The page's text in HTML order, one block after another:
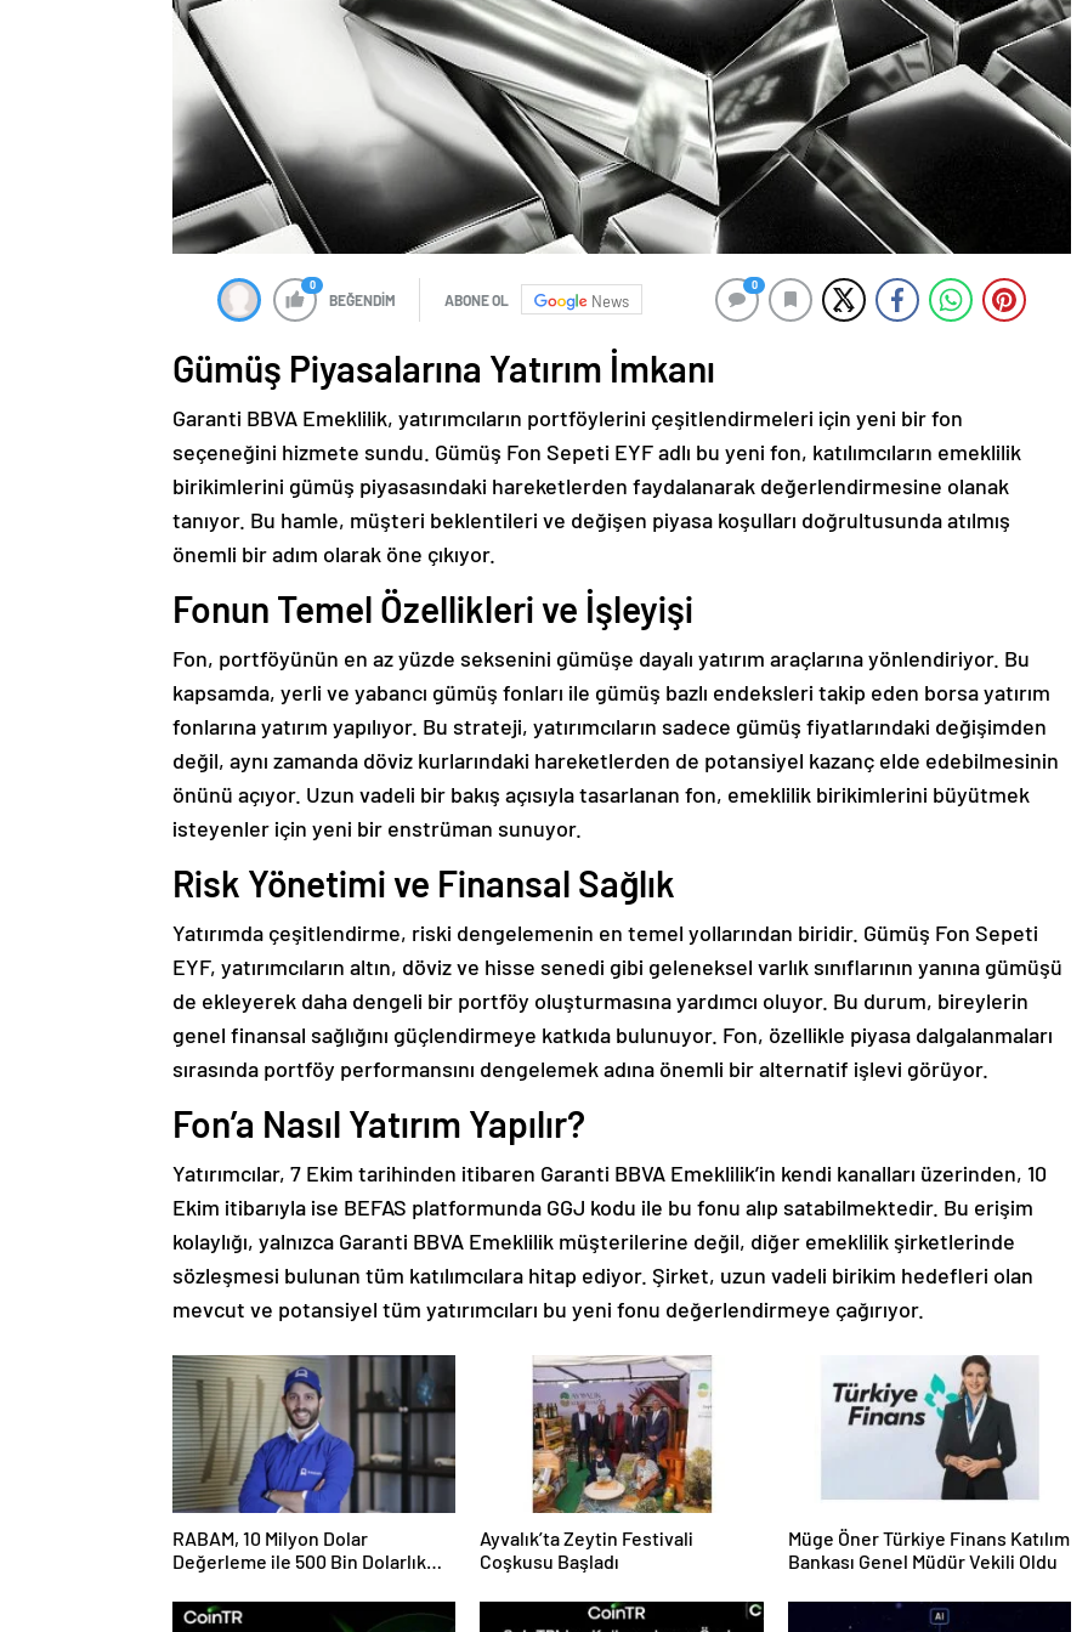
0
BEĞENDİM ABONE OL News
0
Gümüş Piyasalarına Yatırım İmkanı
Garanti BBVA Emeklilik, yatırımcıların portföylerini çeşitlendirmeleri için yeni bir fon
seçeneğini hizmete sundu. Gümüş Fon Sepeti EYF adlı bu yeni fon, katılımcıların emeklilik
birikimlerini gümüş piyasasındaki hareketlerden faydalanarak değerlendirmesine olanak
tanıyor. Bu hamle, müşteri beklentileri ve değişen piyasa koşulları doğrultusunda atılmış
önemli bir adım olarak öne çıkıyor.
Fonun Temel Özellikleri ve İşleyişi
Fon, portföyünün en az yüzde seksenini gümüşe dayalı yatırım araçlarına yönlendiriyor. Bu
kapsamda, yerli ve yabancı gümüş fonları ile gümüş bazlı endeksleri takip eden borsa yatırım
fonlarına yatırım yapılıyor. Bu strateji, yatırımcıların sadece gümüş fiyatlarındaki değişimden
değil, aynı zamanda döviz kurlarındaki hareketlerden de potansiyel kazanç elde edebilmesinin
önünü açıyor. Uzun vadeli bir bakış açısıyla tasarlanan fon, emeklilik birikimlerini büyütmek
isteyenler için yeni bir enstrüman sunuyor.
Risk Yönetimi ve Finansal Sağlık
Yatırımda çeşitlendirme, riski dengelemenin en temel yollarından biridir. Gümüş Fon Sepeti
EYF, yatırımcıların altın, döviz ve hisse senedi gibi geleneksel varlık sınıflarının yanına gümüşü
de ekleyerek daha dengeli bir portföy oluşturmasına yardımcı oluyor. Bu durum, bireylerin
genel finansal sağlığını güçlendirmeye katkıda bulunuyor. Fon, özellikle piyasa dalgalanmaları
sırasında portföy performansını dengelemek adına önemli bir alternatif işlevi görüyor.
Fon’a Nasıl Yatırım Yapılır?
Yatırımcılar, 7 Ekim tarihinden itibaren Garanti BBVA Emeklilik’in kendi kanalları üzerinden, 10
Ekim itibarıyla ise BEFAS platformunda GGJ kodu ile bu fonu alıp satabilmektedir. Bu erişim
kolaylığı, yalnızca Garanti BBVA Emeklilik müşterilerine değil, diğer emeklilik şirketlerinde
sözleşmesi bulunan tüm katılımcılara hitap ediyor. Şirket, uzun vadeli birikim hedefleri olan
mevcut ve potansiyel tüm yatırımcıları bu yeni fonu değerlendirmeye çağırıyor.
RABAM, 10 Milyon Dolar
Değerleme ile 500 Bin Dolarlık
Ayvalık’ta Zeytin Festivali
Coşkusu Başladı
Müge Öner Türkiye Finans Katılım
Bankası Genel Müdür Vekili Oldu